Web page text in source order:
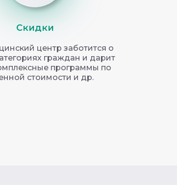
Скидки
центр заботится о
граждан и дарит
программы по
стоимости и др.